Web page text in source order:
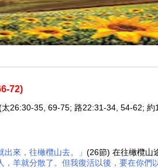
72)
26:30-35, 69-75; 路22:31-34, 54-62; 約
出來，往橄欖山去。」(26節) 在往橄欖山
，羊就分散了。但我復活以後，要在你們